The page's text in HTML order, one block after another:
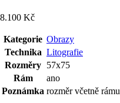
8.100 Kč
Kategorie Obrazy
Technika Litografie
Rozměry 57x75
Rám
ano
Poznámka rozměr včetně rámu